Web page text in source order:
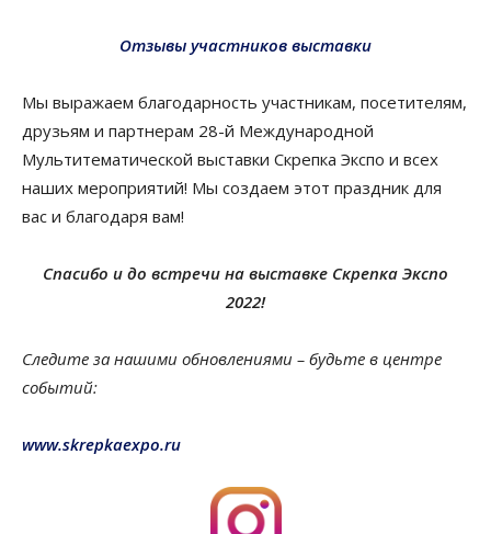
Отзывы участников выставки
Мы выражаем благодарность участникам, посетителям,
друзьям и партнерам 28-й Международной
Мультитематической выставки Скрепка Экспо и всех
наших мероприятий! Мы создаем этот праздник для
вас и благодаря вам!
Спасибо и до встречи на выставке Скрепка Экспо
2022!
Следите за нашими обновлениями – будьте в центре
событий:
www.skrepkaexpo.ru